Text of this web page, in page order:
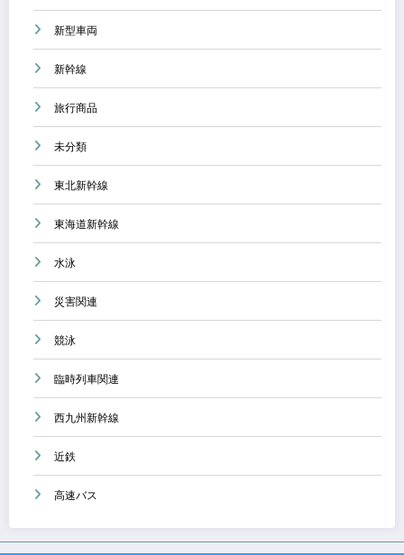
新型車両
新幹線
旅行商品
未分類
東北新幹線
東海道新幹線
水泳
災害関連
競泳
臨時列車関連
西九州新幹線
近鉄
高速バス